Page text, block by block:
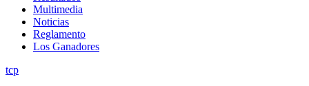
Multimedia
Noticias
Reglamento
Los Ganadores
tcp